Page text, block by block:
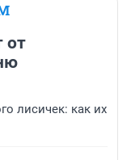
от
лисичек: как их